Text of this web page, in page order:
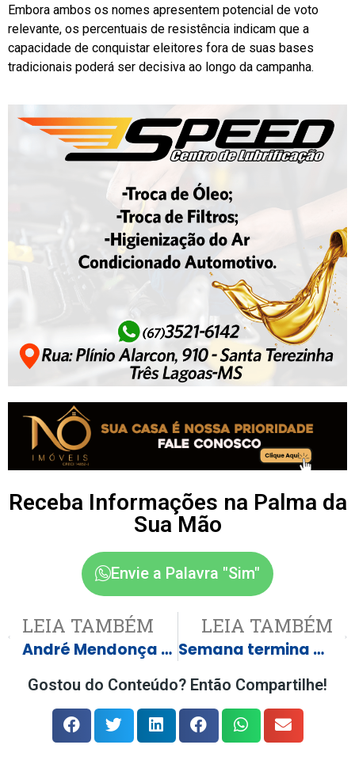
Embora ambos os nomes apresentem potencial de voto
relevante, os percentuais de resistência indicam que a
capacidade de conquistar eleitores fora de suas bases
tradicionais poderá ser decisiva ao longo da campanha.
Receba Informações na Palma da
Sua Mão
Envie a Palavra "Sim"
LEIA TAMBÉM
André Mendonça manda Vorcaro de volta ao presídio
LEIA TAMBÉM
Semana termina com 186 vagas de emprego em Três Lagoas e região
Gostou do Conteúdo? Então Compartilhe!